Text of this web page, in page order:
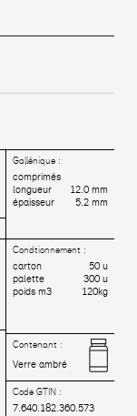
Gallénique :
comprimés
longueur
12.0 mm
épaisseur
5.2 mm
Condtionnement :
carton
50 u
palette
300 u
poids m3
120kg
Contenant :
Verre ambré
Code GTIN :
7.640.182.360.573